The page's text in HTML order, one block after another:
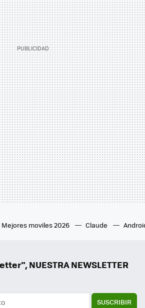
Mejores moviles 2026 Claude
NUESTRA NEWSLETTER
SUSCRIBIR